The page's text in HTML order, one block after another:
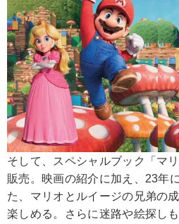
そして、スペシャルブック「マ
販売。映画の紹介に加え、23年
た、マリオとルイージの兄弟の
楽しめる。さらに迷路や絵探し